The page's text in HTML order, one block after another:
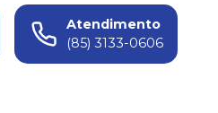
Atendimento
(85) 3133-0606